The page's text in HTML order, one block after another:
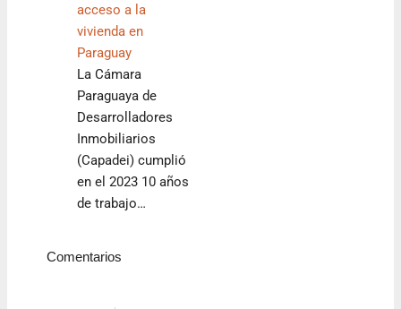
acceso a la
vivienda en
Paraguay
La Cámara
Paraguaya de
Desarrolladores
Inmobiliarios
(Capadei) cumplió
en el 2023 10 años
de trabajo…
Comentarios